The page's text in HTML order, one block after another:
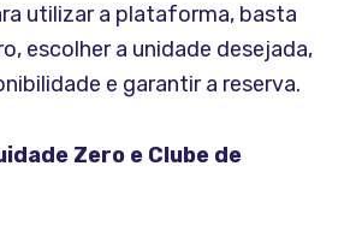
utilizar a plataforma, basta
escolher a unidade desejada,
e garantir a reserva.
Zero e Clube de